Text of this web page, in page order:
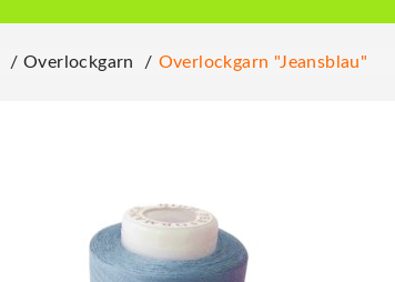
Overlockgarn Overlockgarn "jeansblau"